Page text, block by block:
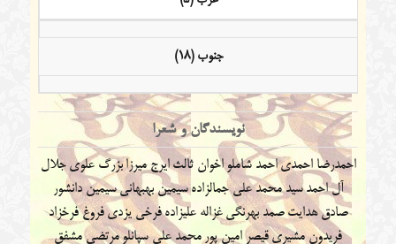
جنوب (18)
نویسندگان و شعرا
احمدرضا احمدیاحمد شاملو اخوان ثالث ایرج میرزابزرگ علوی جلال
آل احمدسید محمد علی جمالزادهسیمین بهبهانیسیمین دانشور
صادق هدایتصمد بهرنگی غزاله علیزادهفرخی یزدی فروغ فرخزاد
فریدون مشیری قیصر امین پور محمد علی سپانلومرتضی مشفق